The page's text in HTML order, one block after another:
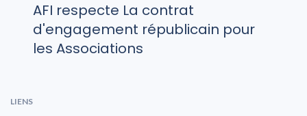
AFI respecte La contrat
d'engagement républicain pour
les Associations
LIENS